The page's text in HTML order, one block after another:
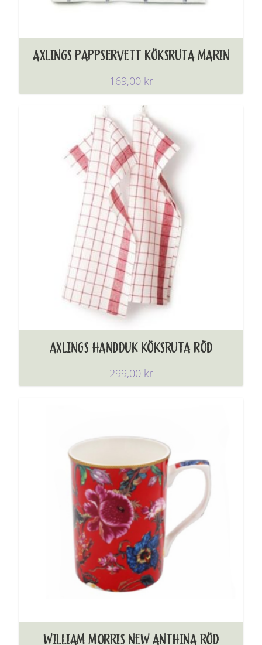
AXLINGS PAPPSERVETT KÖKSRUTA MARIN
169,00 kr
AXLINGS HANDDUK KÖKSRUTA RÖD
299,00 kr
WILLIAM MORRIS NEW ANTHINA RÖD